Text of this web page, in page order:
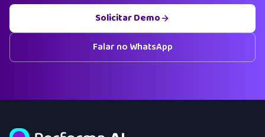
Solicitar Demo
Falar no WhatsApp